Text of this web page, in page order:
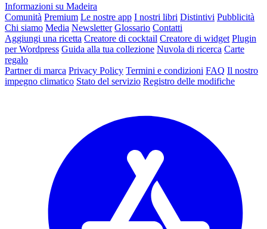
Informazioni su Madeira
Comunità Premium Le nostre app I nostri libri Distintivi Pubblicità
Chi siamo Media Newsletter Glossario Contatti
Aggiungi una ricetta Creatore di cocktail Creatore di widget Plugin
per Wordpress Guida alla tua collezione Nuvola di ricerca Carte
regalo
Partner di marca Privacy Policy Termini e condizioni FAQ Il nostro
impegno climatico Stato del servizio Registro delle modifiche